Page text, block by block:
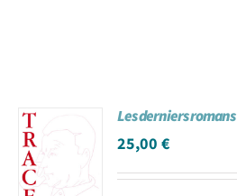
Les derniers romans
25,00€